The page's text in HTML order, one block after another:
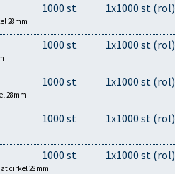
1000 st 1x1000 st (rol)
28mm
1000 st 1x1000 st (rol)
1000 st 1x1000 st (rol)
28mm
1000 st 1x1000 st (rol)
1000 st 1x1000 st (rol)
cirkel 28mm